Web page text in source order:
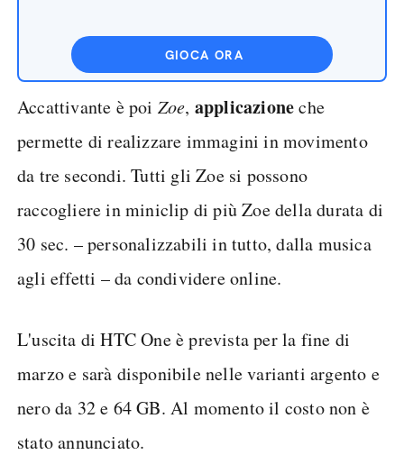
GIOCA ORA
Accattivante è poi Zoe, applicazioneche
permette di realizzare immagini in movimento
da tre secondi. Tutti gli Zoe si possono
raccogliere in miniclip di più Zoe della durata di
30 sec. – personalizzabili in tutto, dalla musica
agli effetti – da condividere online.
L'uscita di HTC One è prevista per la fine di
marzo e sarà disponibile nelle varianti argento e
nero da 32 e 64 GB. Al momento il costo non è
stato annunciato.